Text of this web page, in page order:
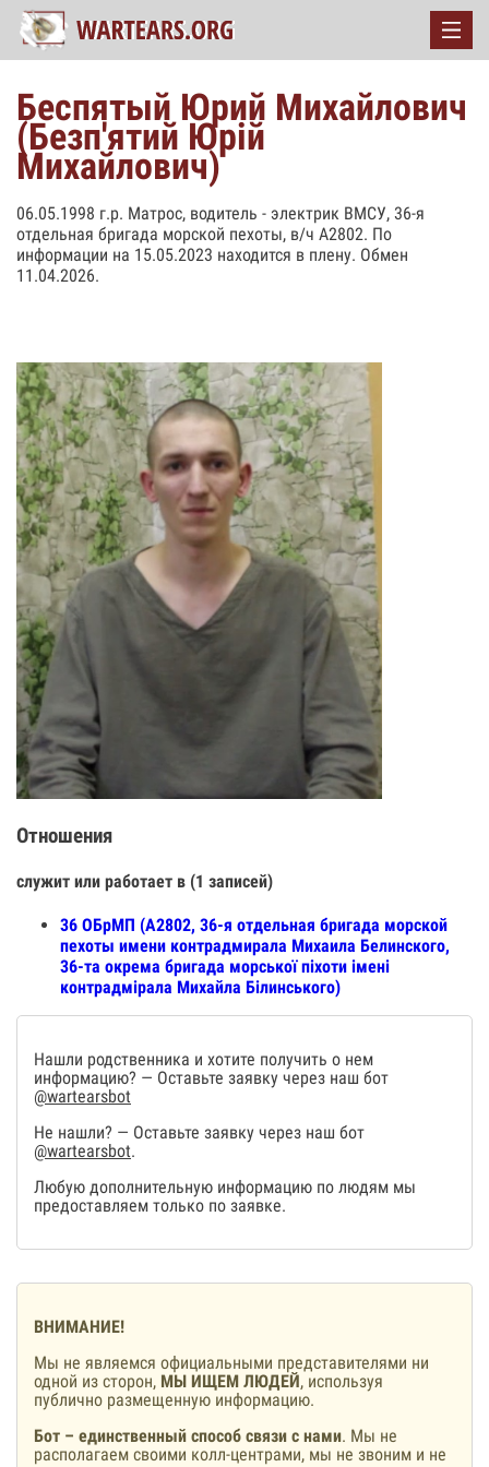
Беспятый Юрий Михайлович
(Безп'ятий Юрій
Михайлович)
06.05.1998 г.р. Матрос, водитель - электрик ВМСУ, 36-я
отдельная бригада морской пехоты, в/ч А2802. По
информации на 15.05.2023 находится в плену. Обмен
11.04.2026.
Отношения
служит или работает в (1 записей)
36 ОБрМП (А2802, 36-я отдельная бригада морской
пехоты имени контрадмирала Михаила Белинского,
36-та окрема бригада морської піхоти імені
контрадмірала Михайла Білинського)
Нашли родственника и хотите получить о нем
информацию? — Оставьте заявку через наш бот
@wartearsbot
Не нашли? — Оставьте заявку через наш бот
@wartearsbot.
Любую дополнительную информацию по людям мы
предоставляем только по заявке.
ВНИМАНИЕ!
Мы не являемся официальными представителями ни
одной из сторон, МЫ ИЩЕМ ЛЮДЕЙ, используя
публично размещенную информацию.
Бот – единственный способ связи с нами. Мы не
располагаем своими колл-центрами, мы не звоним и не